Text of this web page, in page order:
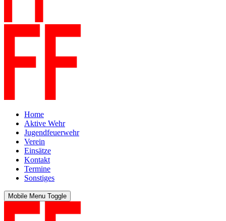
Home
Aktive Wehr
Jugendfeuerwehr
Verein
Einsätze
Kontakt
Termine
Sonstiges
Mobile Menu Toggle